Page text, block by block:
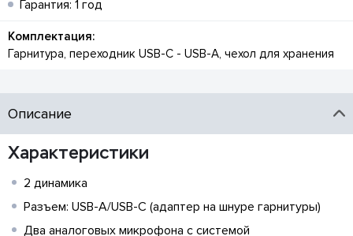
Гарантия: 1 год
Комплектация:
Гарнитура, переходник USB-C - USB-A, чехол для хранения
Описание
Характеристики
2 динамика
Разъем: USB-A/USB-C (адаптер на шнуре гарнитуры)
Два аналоговых микрофона с системой